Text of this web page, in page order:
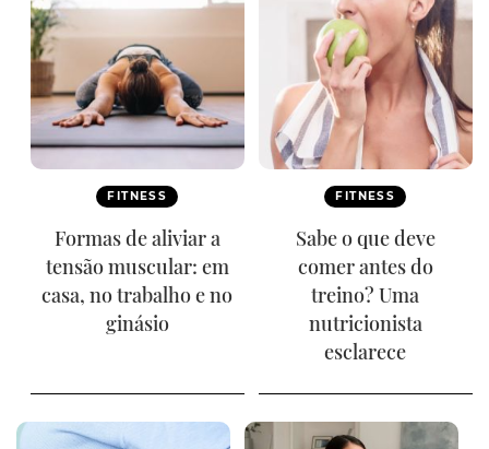
FITNESS
Formas de aliviar a
tensão muscular: em
casa, no trabalho e no
ginásio
FITNESS
Sabe o que deve
comer antes do
treino? Uma
nutricionista
esclarece